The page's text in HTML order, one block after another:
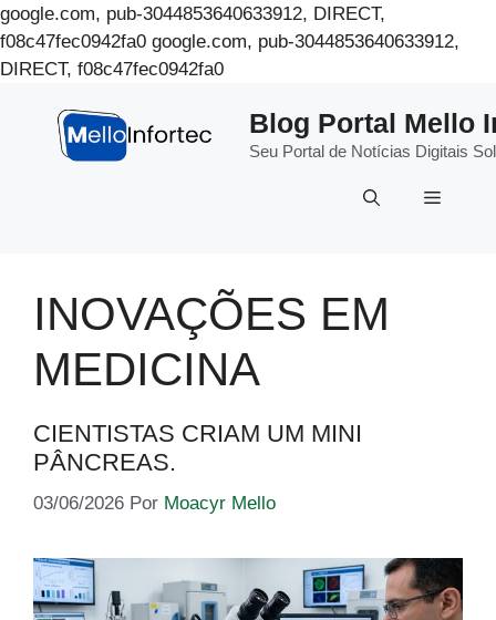
google.com, pub-3044853640633912, DIRECT,
f08c47fec0942fa0 google.com, pub-3044853640633912,
DIRECT, f08c47fec0942fa0Pular
conteúdo
Blog Portal Mello
Seu Portal de Notícias Digitais
Menu
INOVAÇÕES EM
MEDICINA
CIENTISTAS CRIAM UM MINI
PÂNCREAS.
03/06/2026 Por Moacyr Mello